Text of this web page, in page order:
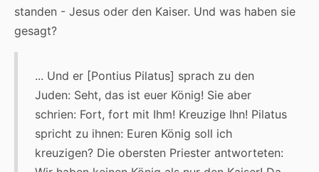
standen - Jesus oder den Kaiser. Und was haben sie
gesagt?
... Und er [Pontius Pilatus] sprach zu den
Juden: Seht, das ist euer König! Sie aber
schrien: Fort, fort mit Ihm! Kreuzige Ihn! Pilatus
spricht zu ihnen: Euren König soll ich
kreuzigen? Die obersten Priester antworteten: